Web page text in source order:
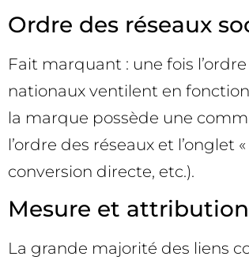
Ordre des réseaux
Fait marquant : une fois
nationaux ventilent en
la marque possède une
l’ordre des réseaux et
conversion directe, etc.).
Mesure et
La grande majorité des liens